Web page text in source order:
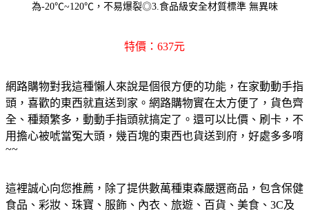
為-20℃~120℃，不易爆裂◎3.食品級安全材質標準 無異味
特價：637元
網路購物對我這種懶人來說是個很方便的功能，在家動動手指
頭，喜歡的東西就直送到家。網路購物實在太方便了，貨色齊
全、種類繁多，動動手指頭就搞定了。還可以比價、刷卡，不
用擔心被唬當冤大頭，幾百塊的東西也貨送到府，好處多多唷
~~
這裡誠心向您推薦，除了提供數萬種東森嚴選商品，包含保健
食品、彩妝、珠寶、服飾、內衣、旅遊、百貨、美食、3C及